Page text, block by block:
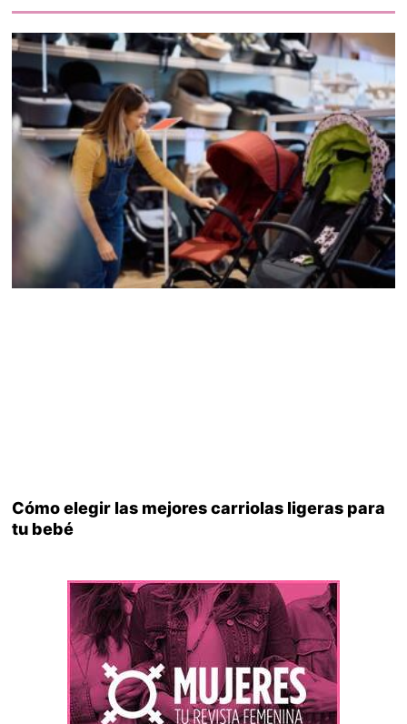
Cómo elegir las mejores carriolas ligeras para
tu bebé